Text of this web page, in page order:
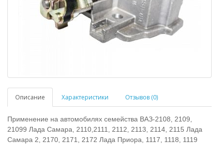
Описание Характеристики Отзывов (0)
Применение на автомобилях семейства ВАЗ-2108, 2109,
21099 Лада Самара, 2110,2111, 2112, 2113, 2114, 2115 Лада
Самара 2, 2170, 2171, 2172 Лада Приора, 1117, 1118, 1119